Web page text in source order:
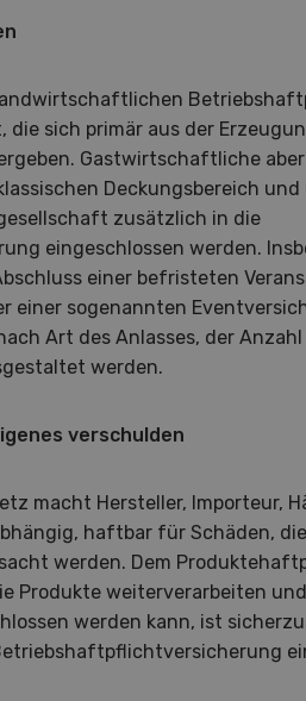
die sich primär aus der
Gastwirtschaftliche
Deckungsbereich
zusätzlich in die
eingeschlossen werden.
einer befristeten
einer sogenannten
Art des Anlasses, der
werden.
verschulden
macht Hersteller, Importeur,
haftbar für Schäden,
werden. Dem
Produkte weiterverarbeiten
werden kann, ist
SEP
10-11
Demo Days
Die Keller
zu den
Wiedlisbach
Premiere des
Forwarders